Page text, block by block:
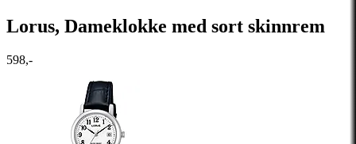
Lorus, Dameklokke med sort skinnrem
598,-